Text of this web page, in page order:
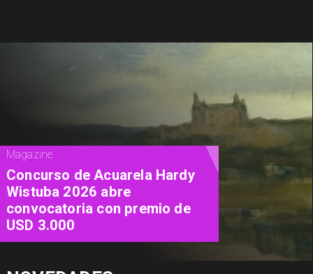
Cine
"Diamanti": una carta de amor al
cine contada a través de las
mujeres